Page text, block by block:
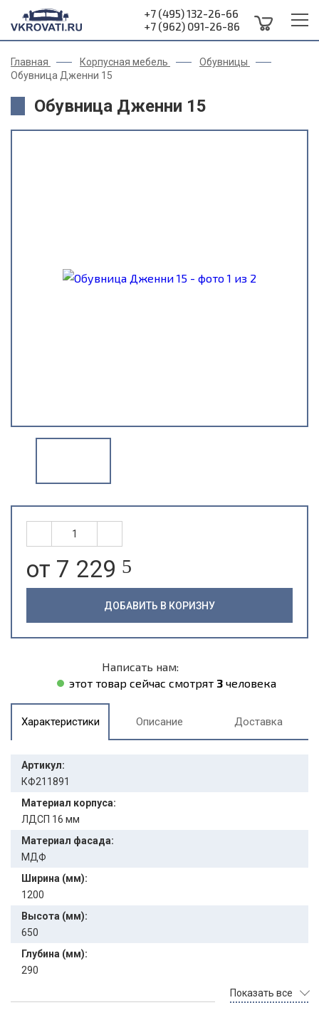
+7 (495) 132-26-66
+7 (962) 091-26-86
Главная Корпусная мебель
Обувницы
Обувница Дженни 15
Обувница Дженни 15
от 7 229 5
ДОБАВИТЬ В КОРИЗНУ
Написать нам:
этот товар сейчас смотрят 3 человека
Характеристики Описание Доставка
Артикул:
КФ211891
Материал корпуса:
ЛДСП 16 мм
Материал фасада:
МДФ
Ширина (мм):
1200
Высота (мм):
650
Глубина (мм):
290
Показать все